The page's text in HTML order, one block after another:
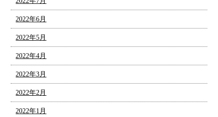
2022年6月
2022年5月
2022年4月
2022年3月
2022年2月
2022年1月